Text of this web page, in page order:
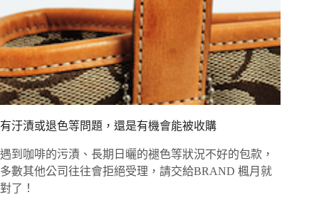
有汙漬或退色等問題，還是有機會能被收購
遇到咖啡的污漬、長期日曬的褪色等狀況不好的包款，
多數其他公司往往會拒絕受理，請交給BRAND 楓月就
對了！